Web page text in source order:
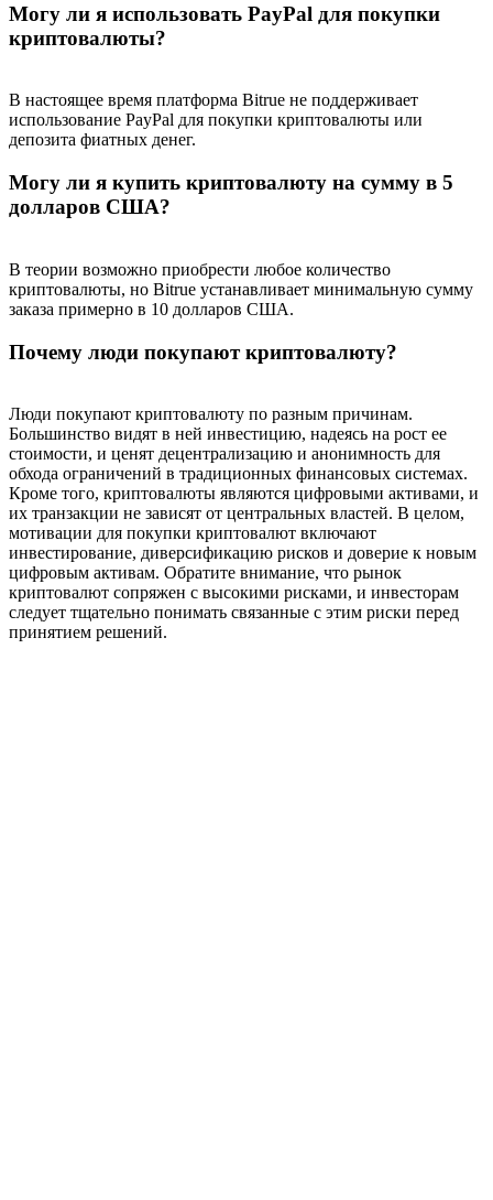
Могу ли я использовать PayPal для покупки
криптовалюты?
В настоящее время платформа Bitrue не поддерживает
использование PayPal для покупки криптовалюты или
депозита фиатных денег.
Могу ли я купить криптовалюту на сумму в 5
долларов США?
В теории возможно приобрести любое количество
криптовалюты, но Bitrue устанавливает минимальную сумму
заказа примерно в 10 долларов США.
Почему люди покупают криптовалюту?
Люди покупают криптовалюту по разным причинам.
Большинство видят в ней инвестицию, надеясь на рост ее
стоимости, и ценят децентрализацию и анонимность для
обхода ограничений в традиционных финансовых системах.
Кроме того, криптовалюты являются цифровыми активами, и
их транзакции не зависят от центральных властей. В целом,
мотивации для покупки криптовалют включают
инвестирование, диверсификацию рисков и доверие к новым
цифровым активам. Обратите внимание, что рынок
криптовалют сопряжен с высокими рисками, и инвесторам
следует тщательно понимать связанные с этим риски перед
принятием решений.